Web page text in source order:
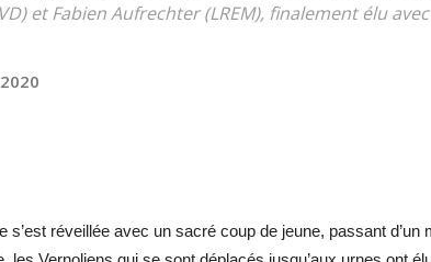
et Fabien Aufrechter (LREM), finalement élu
s’est réveillée avec un sacré coup de jeune, passant d’un